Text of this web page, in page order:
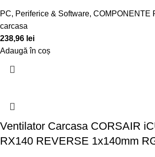
PC, Periferice & Software, COMPONENTE
carcasa
238,96 lei
Adaugă în coș
Ventilator Carcasa CORSAIR
RX140 REVERSE 1x140mm